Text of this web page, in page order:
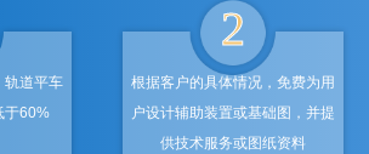
轨道平车
于60%
2
根据客户的具体情况，免费为用
户设计辅助装置或基础图，并提
供技术服务或图纸资料